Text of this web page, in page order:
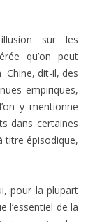
sur les
qu’on peut
Chine, dit-il, des
empiriques,
y mentionne
dans certaines
titre épisodique,
pour la plupart
l’essentiel de la